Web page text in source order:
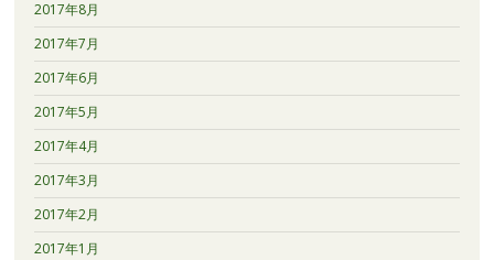
2017年8月
2017年7月
2017年6月
2017年5月
2017年4月
2017年3月
2017年2月
2017年1月